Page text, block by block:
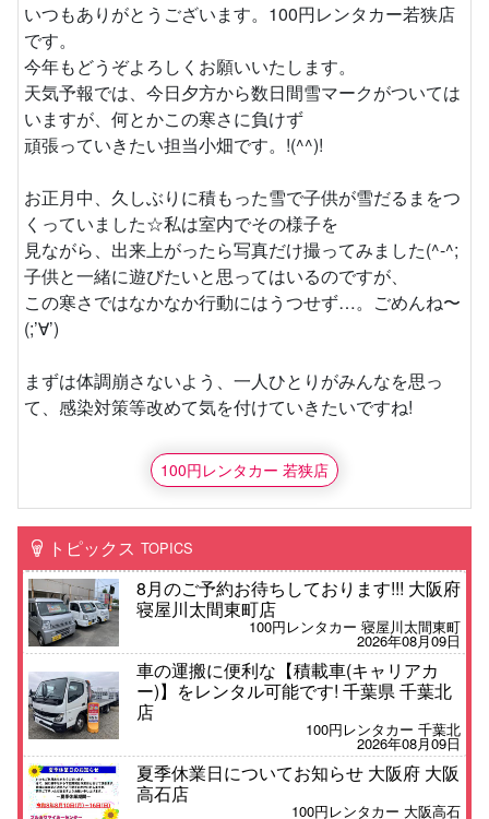
いつもありがとうございます。100円レンタカー若狭店
です。
今年もどうぞよろしくお願いいたします。
天気予報では、今日夕方から数日間雪マークがついては
いますが、何とかこの寒さに負けず
頑張っていきたい担当小畑です。!(^^)!
お正月中、久しぶりに積もった雪で子供が雪だるまをつ
くっていました☆私は室内でその様子を
見ながら、出来上がったら写真だけ撮ってみました(^-^;
子供と一緒に遊びたいと思ってはいるのですが、
この寒さではなかなか行動にはうつせず…。ごめんね〜
(;’∀’)
まずは体調崩さないよう、一人ひとりがみんなを思っ
て、感染対策等改めて気を付けていきたいですね!
100円レンタカー 若狭店
トピックス TOPICS
8月のご予約お待ちしております!!! 大阪府
寝屋川太間東町店
100円レンタカー 寝屋川太間東町
2026年08月09日
車の運搬に便利な【積載車(キャリアカ
ー)】をレンタル可能です! 千葉県 千葉北
店
100円レンタカー 千葉北
2026年08月09日
夏季休業日についてお知らせ 大阪府 大阪
高石店
100円レンタカー 大阪高石